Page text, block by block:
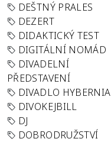
DEŠTNÝ PRALES
DEZERT
DIDAKTICKÝ TEST
DIGITÁLNÍ NOMÁD
DIVADELNÍ
PŘEDSTAVENÍ
DIVADLO HYBERNIA
DIVOKEJBILL
DJ
DOBRODRUŽSTVÍ